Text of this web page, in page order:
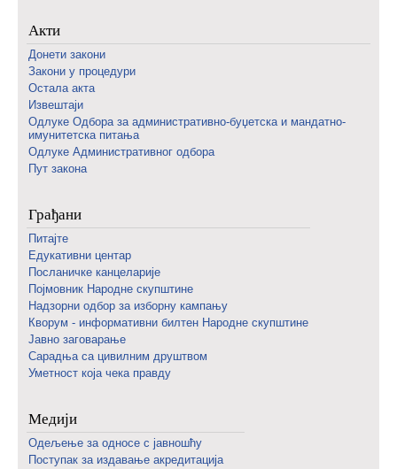
Акти
Донети закони
Закони у процедури
Остала акта
Извештаји
Одлуке Одбора за административно-буџетска и мандатно-
имунитетска питања
Одлуке Административног одбора
Пут закона
Грађани
Питајте
Едукативни центар
Посланичке канцеларије
Појмовник Народне скупштине
Надзорни одбор за изборну кампању
Кворум - информативни билтен Народне скупштине
Јавно заговарање
Сарадња са цивилним друштвом
Уметност која чека правду
Медији
Одељење за односе с јавношћу
Поступак за издавање акредитација